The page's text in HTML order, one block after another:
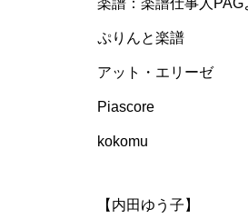
楽譜：楽譜仕事人
ぷりんと楽譜
アット・エリーゼ
Piascore
kokomu
【内田ゆう子】